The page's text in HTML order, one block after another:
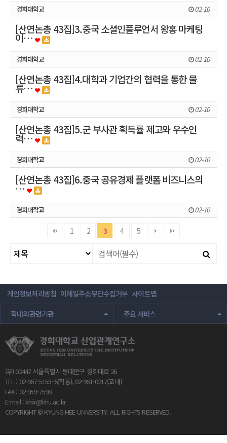
경희대학교 02-10
[산연논총 43집]3.중국 소셜인플루언서 왕홍 마케팅
이…
경희대학교 02-10
[산연논총 43집]4.대학과 기업간의 협력을 통한 물
류…
경희대학교 02-10
[산연논총 43집]5.군 부사관 획득률 제고와 우수인
력…
경희대학교 02-10
[산연논총 43집]6.중국 공유경제 플랫폼 비즈니스의
…
경희대학교 02-10
1 2 3 4 5
개인정보처리방침 이메일주소무단수집거부 사이트맵
학내외관련기관
주요 서비스
(우) 02447 서울특별시 동대문구 경희대로 26
TEL : 02-967-5155~6(직통), 02-961-0217(교내)
FAX : 02-959-7598
E-mail : khiir@khu.ac.kr
COPYRIGHT © KYUNG HEE UNIVERSITY. ALL RIGHTS RESERVED.